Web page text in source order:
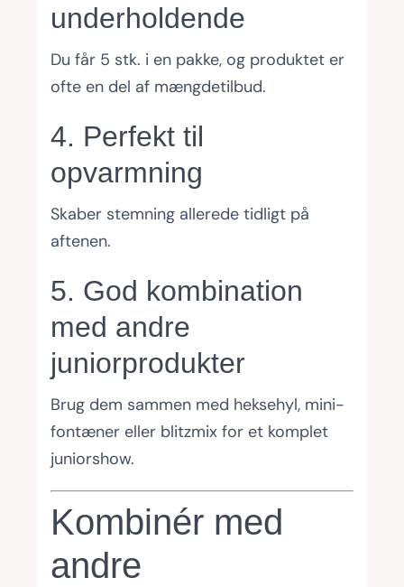
underholdende
Du får 5 stk. i en pakke, og produktet er
ofte en del af mængdetilbud.
4. Perfekt til
opvarmning
Skaber stemning allerede tidligt på
aftenen.
5. God kombination
med andre
juniorprodukter
Brug dem sammen med heksehyl, mini-
fontæner eller blitzmix for et komplet
juniorshow.
Kombinér med
andre